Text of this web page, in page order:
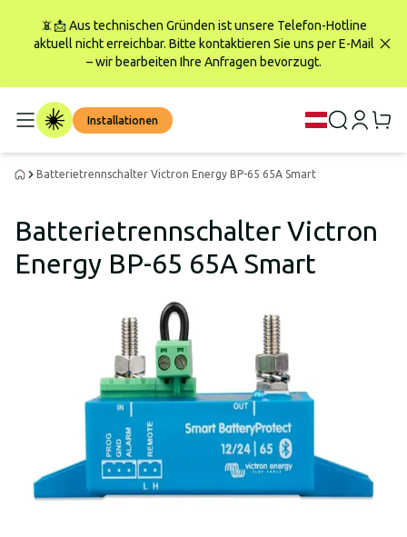
📵📩 Aus technischen Gründen ist unsere Telefon-Hotline
aktuell nicht erreichbar. Bitte kontaktieren Sie uns per E-Mail
– wir bearbeiten Ihre Anfragen bevorzugt.
Installationen
Batterietrennschalter Victron Energy BP-65 65A Smart
Batterietrennschalter Victron
Energy BP-65 65A Smart